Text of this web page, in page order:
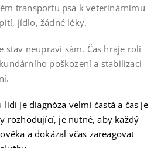
transportu psa k veterinárnímu
jídlo, žádné léky.
stav neupraví sám. Čas hraje roli
poškození a stabilizaci
je diagnóza velmi častá a čas je
rozhodující, je nutné, aby každý
a dokázal včas zareagovat